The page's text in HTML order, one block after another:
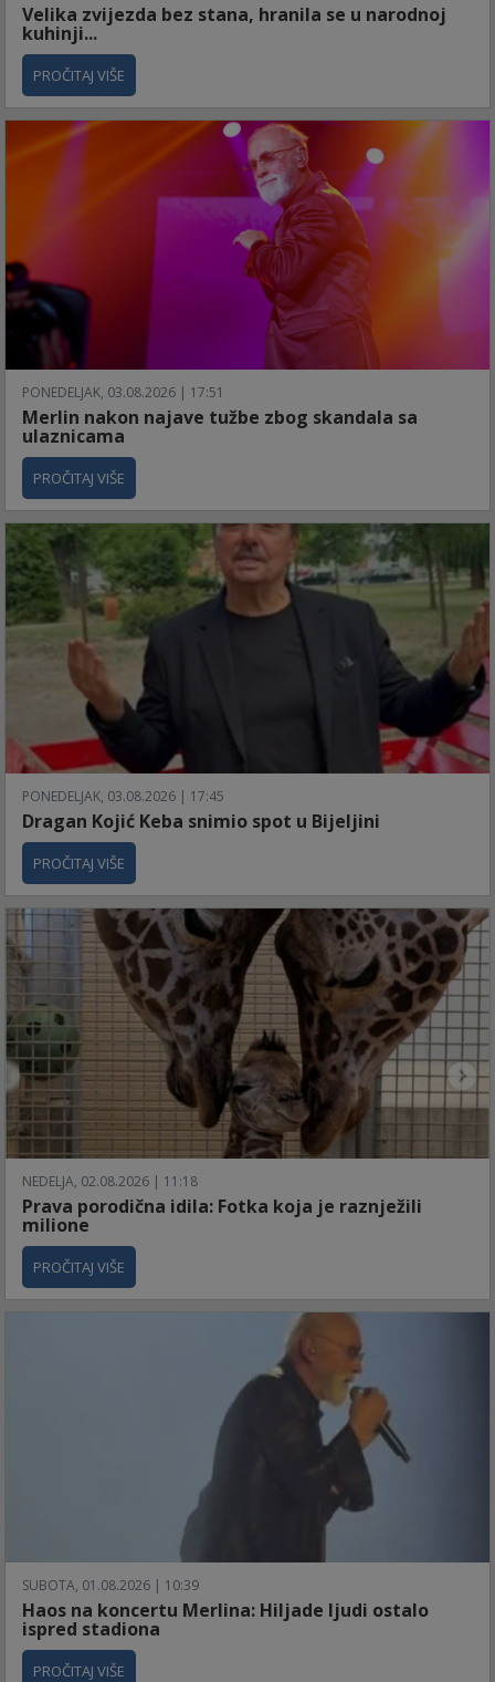
Velika zvijezda bez stana, hranila se u narodnoj
kuhinji...
PROČITAJ VIŠE
PONEDELJAK, 03.08.2026 | 17:51
Merlin nakon najave tužbe zbog skandala sa
ulaznicama
PROČITAJ VIŠE
PONEDELJAK, 03.08.2026 | 17:45
Dragan Kojić Keba snimio spot u Bijeljini
PROČITAJ VIŠE
NEDELJA, 02.08.2026 | 11:18
Prava porodična idila: Fotka koja je raznježili
milione
PROČITAJ VIŠE
SUBOTA, 01.08.2026 | 10:39
Haos na koncertu Merlina: Hiljade ljudi ostalo
ispred stadiona
PROČITAJ VIŠE